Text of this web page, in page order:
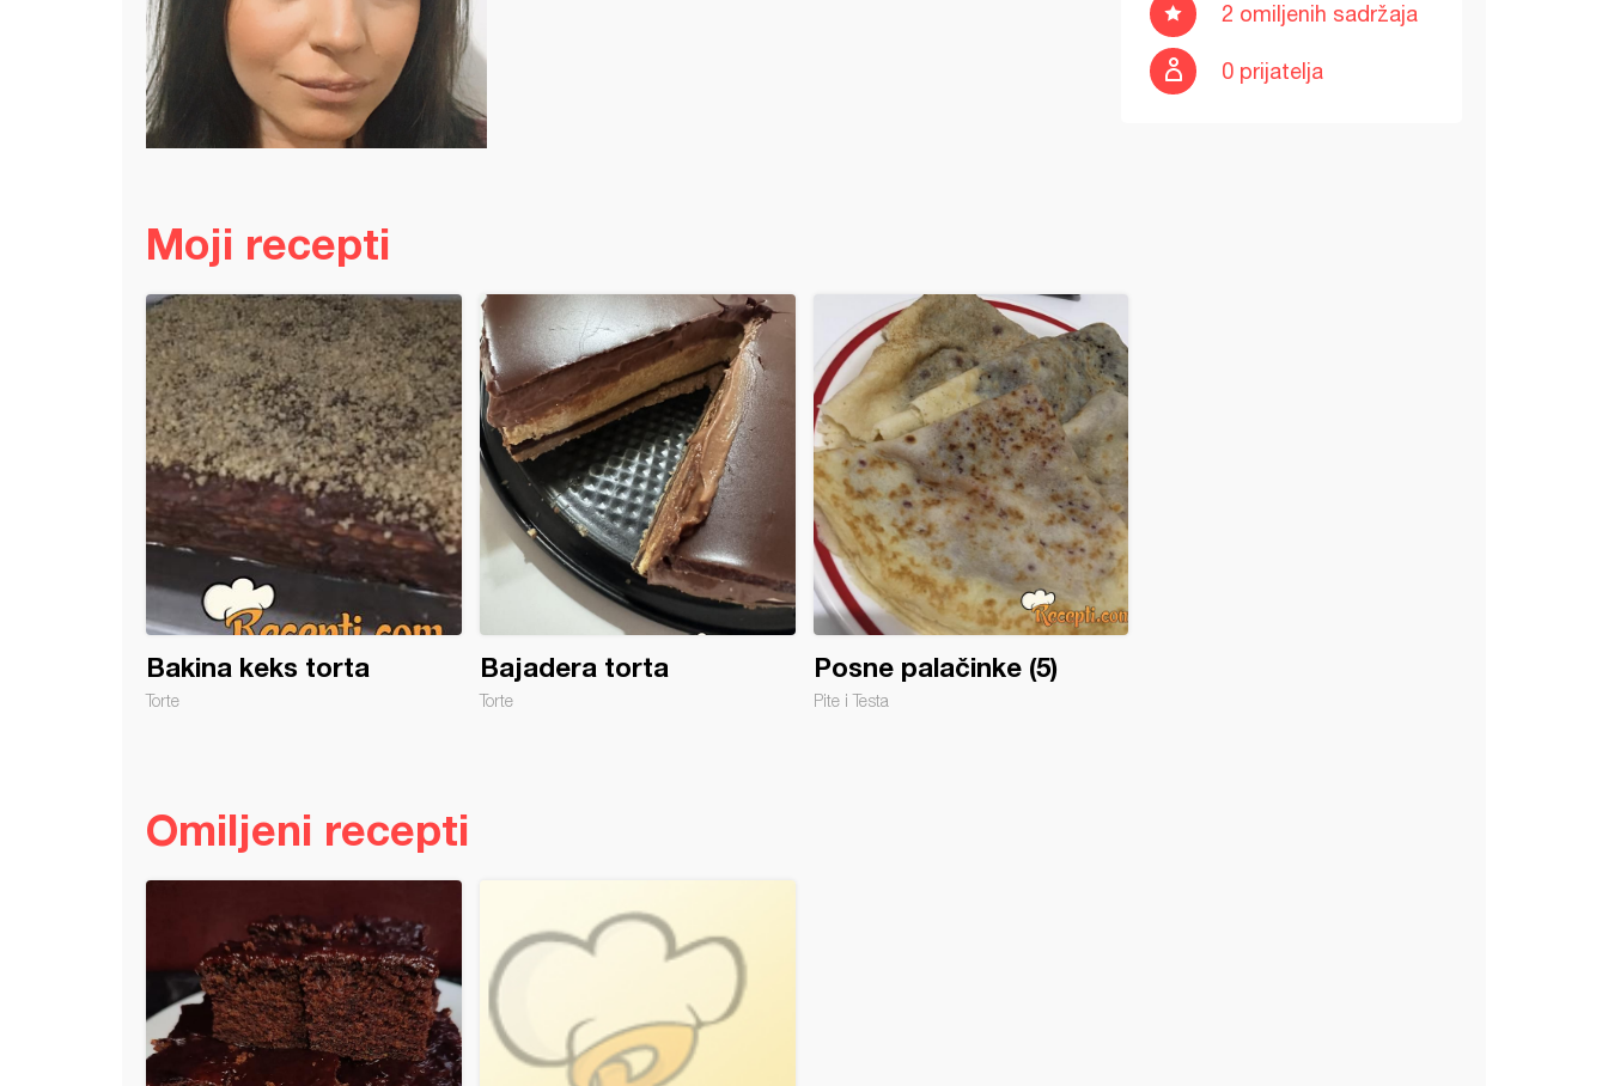
2 omiljenih sadržaja
0 prijatelja
Moji recepti
Bakina keks torta
Torte
Bajadera torta
Torte
Posne palačinke (5)
Pite i Testa
Omiljeni recepti